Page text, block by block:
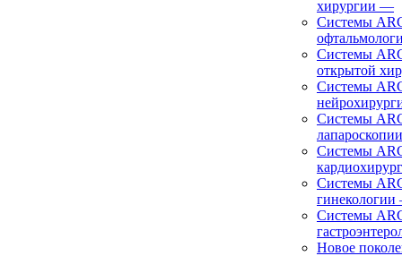
хирургии —
Системы
Системы
открытой
Системы
Системы
лапароскопии
Системы
Системы
гинекологии
Системы
Новое